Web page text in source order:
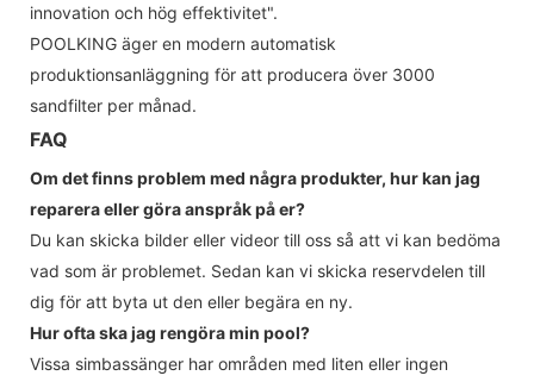
innovation och hög effektivitet".
POOLKING äger en modern automatisk
produktionsanläggning för att producera över 3000
sandfilter per månad.
FAQ
Om det finns problem med några produkter, hur kan jag
reparera eller göra anspråk på er?
Du kan skicka bilder eller videor till oss så att vi kan bedöma
vad som är problemet. Sedan kan vi skicka reservdelen till
dig för att byta ut den eller begära en ny.
Hur ofta ska jag rengöra min pool?
Vissa simbassänger har områden med liten eller ingen